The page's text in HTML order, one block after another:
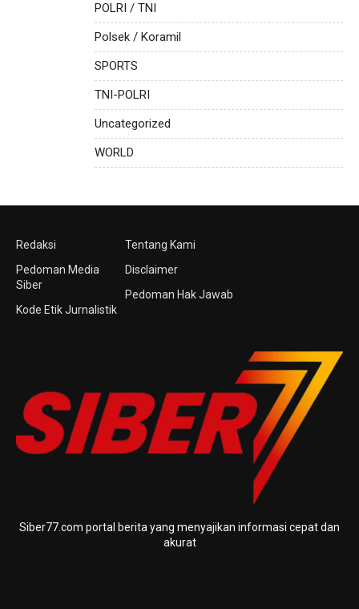
POLRI / TNI
Polsek / Koramil
SPORTS
TNI-POLRI
Uncategorized
WORLD
Redaksi
Pedoman Media
Siber
Kode Etik Jurnalistik
Tentang Kami
Disclaimer
Pedoman Hak Jawab
Siber77.com portal berita yang menyajikan informasi cepat dan
akurat